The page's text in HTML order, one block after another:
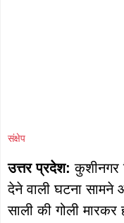
संक्षेप
उत्तर प्रदेश:कुशीनगर
देने वाली घटना
साली की गोली